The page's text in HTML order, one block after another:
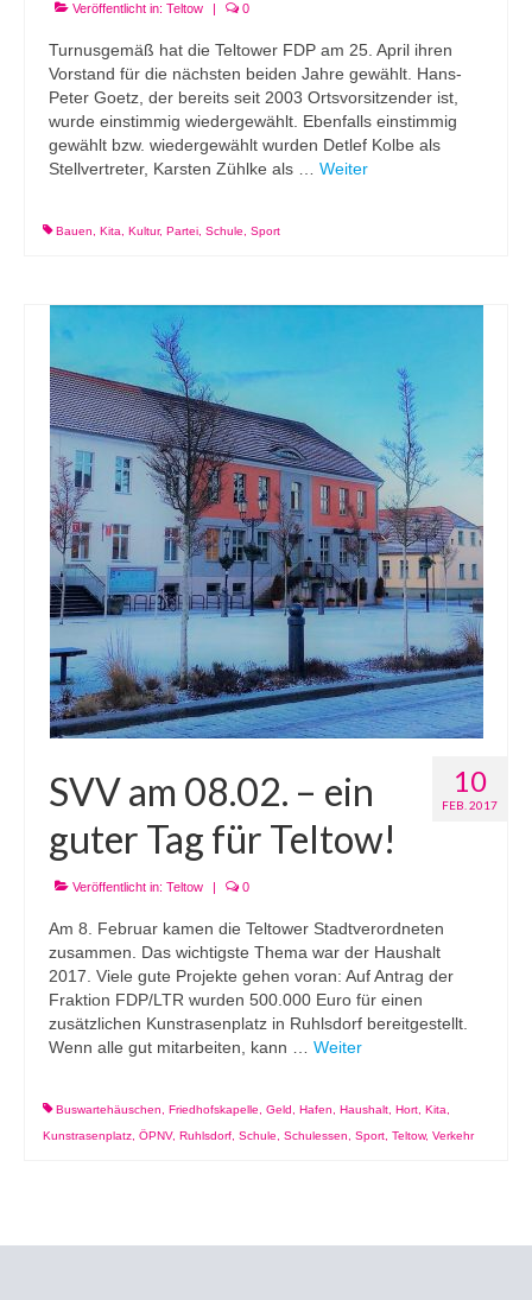
Veröffentlicht in: Teltow | 0
Turnusgemäß hat die Teltower FDP am 25. April ihren
Vorstand für die nächsten beiden Jahre gewählt. Hans-
Peter Goetz, der bereits seit 2003 Ortsvorsitzender ist,
wurde einstimmig wiedergewählt. Ebenfalls einstimmig
gewählt bzw. wiedergewählt wurden Detlef Kolbe als
Stellvertreter, Karsten Zühlke als … Weiter
Bauen Kita Kultur, Partei Schule Sport
10
FEB. 2017
SVV am 08.02. – ein
guter Tag für Teltow!
Veröffentlicht in: Teltow | 0
Am 8. Februar kamen die Teltower Stadtverordneten
zusammen. Das wichtigste Thema war der Haushalt
2017. Viele gute Projekte gehen voran: Auf Antrag der
Fraktion FDP/LTR wurden 500.000 Euro für einen
zusätzlichen Kunstrasenplatz in Ruhlsdorf bereitgestellt.
Wenn alle gut mitarbeiten, kann … Weiter
Buswartehäuschen Friedhofskapelle Geld Hafen Haushalt Hort Kita
Kunstrasenplatz ÖPNV, Ruhlsdorf Schule Schulessen Sport Teltow, Verkehr